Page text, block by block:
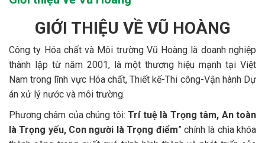
GIỚI THIỆU VỀ VŨ HOÀNG
Công ty Hóa chất và Môi trường Vũ Hoàng là doanh nghiệp
thành lập từ năm 2001, là một thương hiệu mạnh tại Việt
Nam trong lĩnh vực Hóa chất, Thiết kế-Thi công-Vận hành Dự
án xử lý nước và môi trường.
Phương châm của chúng tôi:Trí tuệ là Trọng tâm, An toàn
là Trọng yếu, Con người là Trọng điểm” chính là chìa khóa